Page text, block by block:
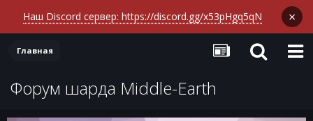
Наш Discord сервер: https://discord.gg/x53pHgq5qN ×
Главная
Форум шарда Middle-Earth